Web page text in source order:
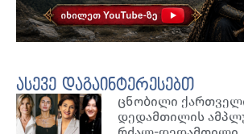
ასევე დაგაინტერესებთ
ცნობილი
დედამთილის